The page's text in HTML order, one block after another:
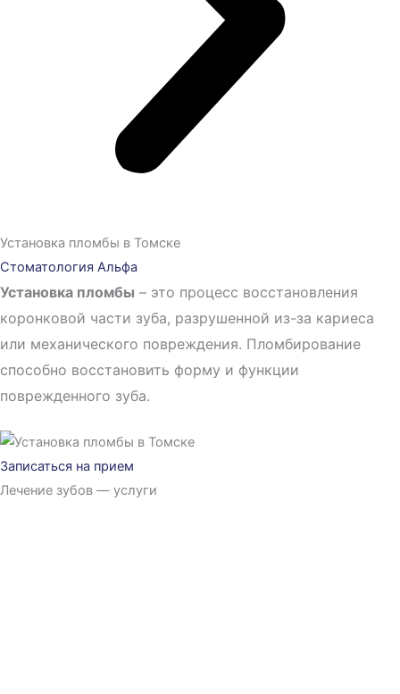
Установка пломбы в Томске
Стоматология Альфа
Установка пломбы – это процесс восстановления
коронковой части зуба, разрушенной из-за кариеса
или механического повреждения. Пломбирование
способно восстановить форму и функции
поврежденного зуба.
Записаться на прием
Лечение зубов — услуги